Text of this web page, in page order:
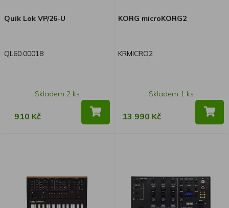
Quik Lok VP/26-U
QL60.00018
Skladem 2 ks
910 Kč
KORG microKORG2
KRMICRO2
Skladem 1 ks
13 990 Kč